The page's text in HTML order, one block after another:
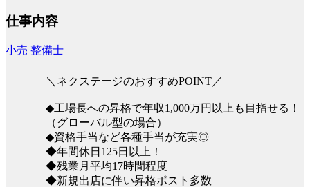
仕事内容
小売 整備士
＼ネクステージのおすすめPOINT／
◆工場長への昇格で年収1,000万円以上も目指せる！
（グローバル型の場合）
◆資格手当など各種手当が充実◎
◆年間休日125日以上！
◆残業月平均17時間程度
◆新規出店に伴い昇格ポスト多数